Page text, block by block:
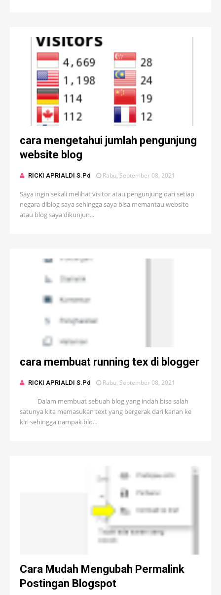
cara mengetahui jumlah pengunjung
website blog
RICKI APRIALDI S.Pd Rabu, September 08, 2021
Saya ingin sekali melihat visitor atau pengunjung dari setiap
negara diblog saya sehingga saya bisa memantau website
atau blog saya dikunjun...
cara membuat running tex di blogger
RICKI APRIALDI S.Pd Rabu, September 08, 2021
Dalam membuat sebuah blog yang indah bisa salah
satunya kita memasukan text yang bergerak dari kanan ke
kiri sehingga nampak blo...
Cara Mudah Mengubah Permalink
Postingan Blogspot